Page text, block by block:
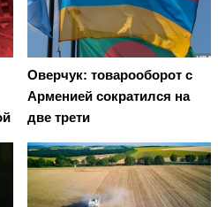
Оверчук: товарооборот с
Арменией сократился на
две трети